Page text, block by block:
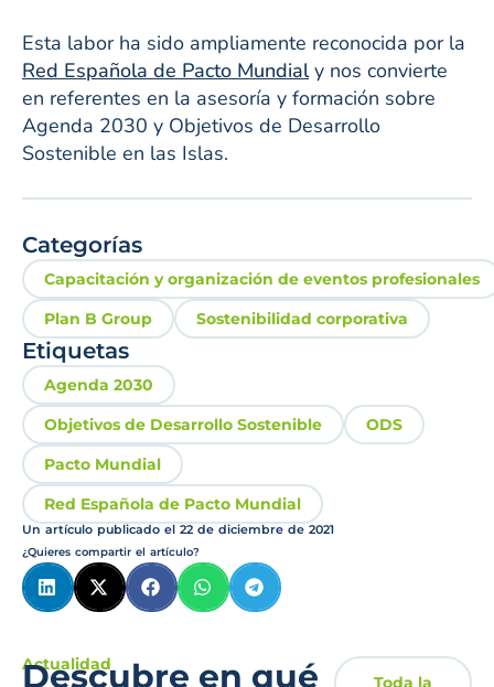
Esta labor ha sido ampliamente reconocida por la
Red Española de Pacto Mundialy nos convierte
en referentes en la asesoría y formación sobre
Agenda 2030 y Objetivos de Desarrollo
Sostenible en las Islas.
Categorías
Capacitación y organización de eventos profesionales
Plan B Group
Sostenibilidad corporativa
Etiquetas
Agenda 2030
Objetivos de Desarrollo Sostenible
ODS
Pacto Mundial
Red Española de Pacto Mundial
Un artículo publicado el22 de diciembre de 2021
¿Quieres compartir el artículo?
Actualidad
Descubre en qué Toda la